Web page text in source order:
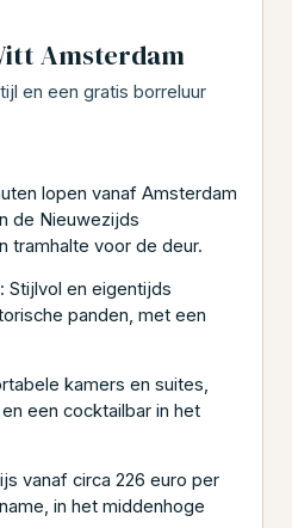
Amsterdam
en een gratis borreluur
lopen vanaf Amsterdam
de Nieuwezijds
tramhalte voor de deur.
: Stijlvol en eigentijds
panden, met een
kamers en suites,
een cocktailbar in het
vanaf circa 226 euro per
in het middenhoge